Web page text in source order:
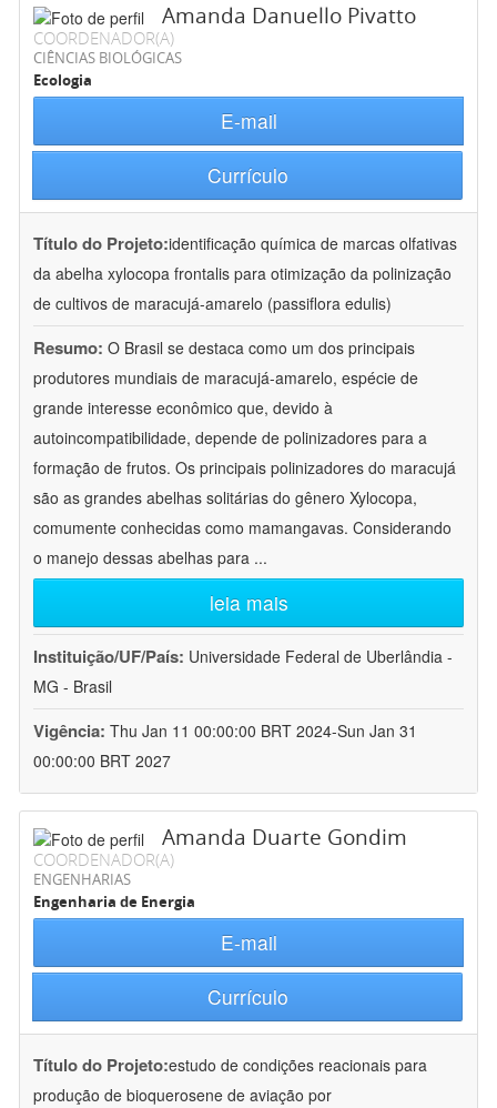
Amanda Danuello Pivatto
COORDENADOR(A)
CIÊNCIAS BIOLÓGICAS
Ecologia
E-mail
Currículo
Título do Projeto:identificação química de marcas olfativas
da abelha xylocopa frontalis para otimização da polinização
de cultivos de maracujá-amarelo (passiflora edulis)
Resumo: O Brasil se destaca como um dos principais
produtores mundiais de maracujá-amarelo, espécie de
grande interesse econômico que, devido à
autoincompatibilidade, depende de polinizadores para a
formação de frutos. Os principais polinizadores do maracujá
são as grandes abelhas solitárias do gênero Xylocopa,
comumente conhecidas como mamangavas. Considerando
o manejo dessas abelhas para ...
leia mais
Instituição/UF/País: Universidade Federal de Uberlândia -
MG - Brasil
Vigência: Thu Jan 11 00:00:00 BRT 2024-Sun Jan 31
00:00:00 BRT 2027
Amanda Duarte Gondim
COORDENADOR(A)
ENGENHARIAS
Engenharia de Energia
E-mail
Currículo
Título do Projeto:estudo de condições reacionais para
produção de bioquerosene de aviação por